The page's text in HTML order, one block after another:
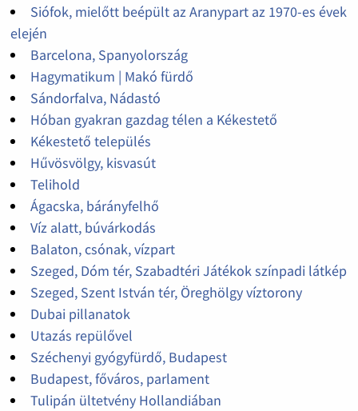
Siófok, mielőtt beépült az Aranypart az 1970-es évek
elején
Barcelona, Spanyolország
Hagymatikum | Makó fürdő
Sándorfalva, Nádastó
Hóban gyakran gazdag télen a Kékestető
Kékestető település
Hűvösvölgy, kisvasút
Telihold
Ágacska, bárányfelhő
Víz alatt, búvárkodás
Balaton, csónak, vízpart
Szeged, Dóm tér, Szabadtéri Játékok színpadi látkép
Szeged, Szent István tér, Öreghölgy víztorony
Dubai pillanatok
Utazás repülővel
Széchenyi gyógyfürdő, Budapest
Budapest, főváros, parlament
Tulipán ültetvény Hollandiában